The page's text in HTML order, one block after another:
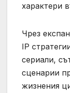
характери
Чрез
IP
сериали,
сценарии
жизнения